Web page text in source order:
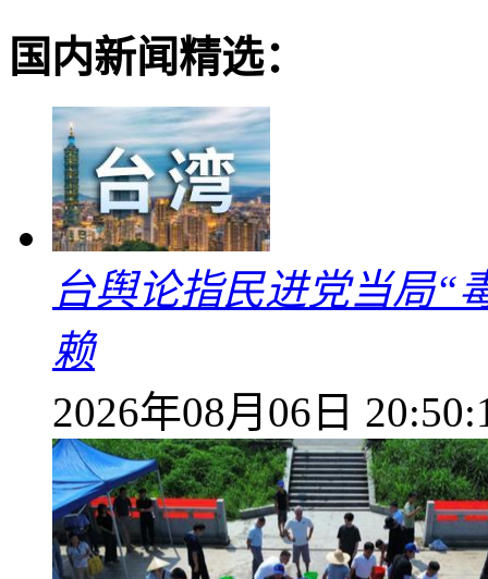
国内新闻精选：
台舆论指民进党当局“
赖
2026年08月06日